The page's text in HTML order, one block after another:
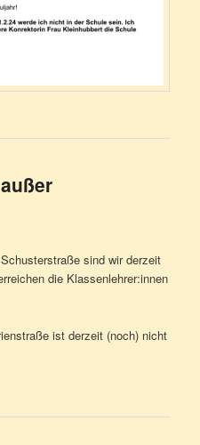
sind wir derzeit
die Klassenlehrer:innen
ist derzeit (noch) nicht